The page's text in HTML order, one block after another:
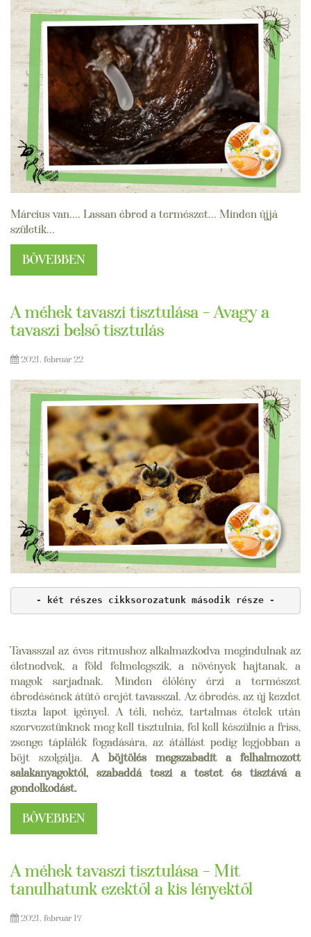
Március van.... Lassan ébred a természet... Minden újjá
születik...
BŐVEBBEN
A méhek tavaszi tisztulása – Avagy a
tavaszi belső tisztulás
2021. február 22
- két részes cikksorozatunk második része -
Tavasszal az éves ritmushoz alkalmazkodva megindulnak az
életnedvek, a föld felmelegszik, a növények hajtanak, a
magok sarjadnak. Minden élőlény érzi a természet
ébredésének átütő erejét tavasszal. Az ébredés, az új kezdet
tiszta lapot igényel. A téli, nehéz, tartalmas ételek után
szervezetünknek meg kell tisztulnia, fel kell készülnie a friss,
zsenge táplálék fogadására, az átállást pedig legjobban a
böjt szolgálja.A böjtölés megszabadít a felhalmozott
salakanyagoktól, szabaddá teszi a testet és tisztává a
gondolkodást.
BŐVEBBEN
A méhek tavaszi tisztulása – Mit
tanulhatunk ezektől a kis lényektől
2021. február 17